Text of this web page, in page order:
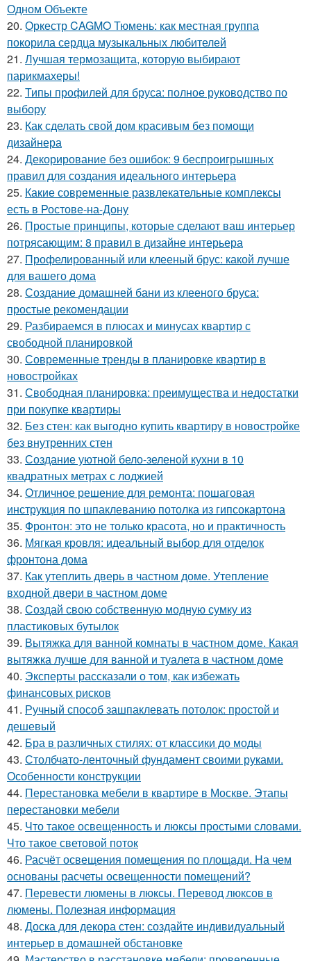
Одном Объекте
20. Оркестр CAGMO Тюмень: как местная группа
покорила сердца музыкальных любителей
21. Лучшая термозащита, которую выбирают
парикмахеры!
22. Типы профилей для бруса: полное руководство по
выбору
23. Как сделать свой дом красивым без помощи
дизайнера
24. Декорирование без ошибок: 9 беспроигрышных
правил для создания идеального интерьера
25. Какие современные развлекательные комплексы
есть в Ростове-на-Дону
26. Простые принципы, которые сделают ваш интерьер
потрясающим: 8 правил в дизайне интерьера
27. Профелированный или клееный брус: какой лучше
для вашего дома
28. Создание домашней бани из клееного бруса:
простые рекомендации
29. Разбираемся в плюсах и минусах квартир с
свободной планировкой
30. Современные тренды в планировке квартир в
новостройках
31. Свободная планировка: преимущества и недостатки
при покупке квартиры
32. Без стен: как выгодно купить квартиру в новостройке
без внутренних стен
33. Создание уютной бело-зеленой кухни в 10
квадратных метрах с лоджией
34. Отличное решение для ремонта: пошаговая
инструкция по шпаклеванию потолка из гипсокартона
35. Фронтон: это не только красота, но и практичность
36. Мягкая кровля: идеальный выбор для отделок
фронтона дома
37. Как утеплить дверь в частном доме. Утепление
входной двери в частном доме
38. Создай свою собственную модную сумку из
пластиковых бутылок
39. Вытяжка для ванной комнаты в частном доме. Какая
вытяжка лучше для ванной и туалета в частном доме
40. Эксперты рассказали о том, как избежать
финансовых рисков
41. Ручный способ зашпаклевать потолок: простой и
дешевый
42. Бра в различных стилях: от классики до моды
43. Столбчато-ленточный фундамент своими руками.
Особенности конструкции
44. Перестановка мебели в квартире в Москве. Этапы
перестановки мебели
45. Что такое освещенность и люксы простыми словами.
Что такое световой поток
46. Расчёт освещения помещения по площади. На чем
основаны расчеты освещенности помещений?
47. Перевести люмены в люксы. Перевод люксов в
люмены. Полезная информация
48. Доска для декора стен: создайте индивидуальный
интерьер в домашней обстановке